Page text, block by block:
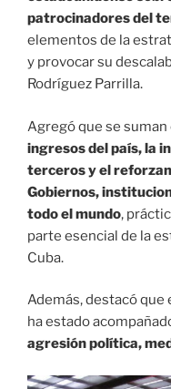
patrocinadores del
elementos de la
y provocar su
Rodríguez Parrilla.
Agregó que se suman
ingresos del país, la
terceros y el
Gobiernos,
todo el mundo,
parte esencial de la
Cuba.
Además, destacó
ha estado
agresión política,